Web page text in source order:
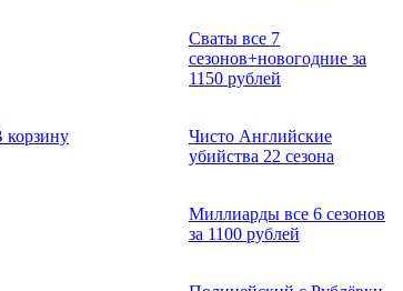
корзину
Сваты все 7
сезонов+новогодние за
1150 рублей
Чисто Английские
убийства 22 сезона
Миллиарды все 6 сезонов
за 1100 рублей